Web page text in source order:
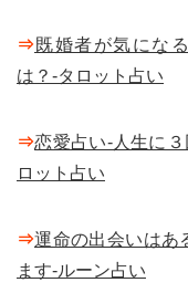
⇒既婚者が気にな
は？-タロット占い
⇒恋愛占い-人生に
ロット占い
⇒運命の出会いはあ
ます-ルーン占い